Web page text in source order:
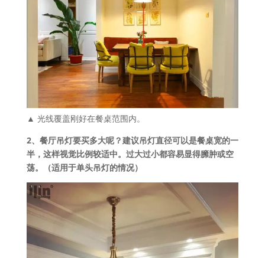
▲ 光线覆盖刚好在餐桌范围内。
2、餐厅吊灯要买多大呢？建议吊灯直径可以是餐桌宽的一
半，这样视觉比例较适中。过大过小都容易显得臃肿或空
荡。（适用于单头吊灯的情况）